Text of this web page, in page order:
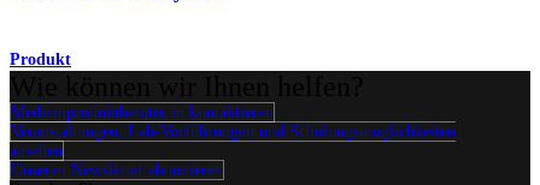
Produkt
Medizinproduktberater:in kontaktieren
Veranstaltungen, Lab-Vorführungen und Schulungsmöglichkeiten
ansehen
Unseren Newsletter abonnieren